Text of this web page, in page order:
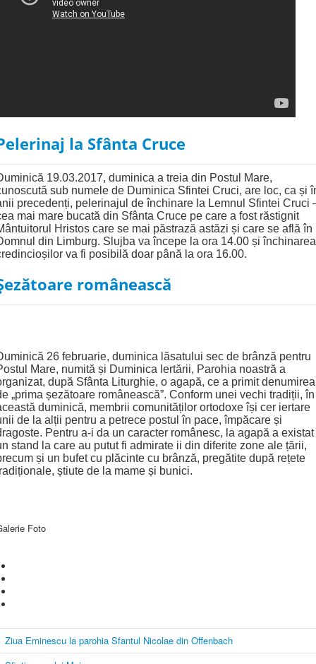
la Sfânta Cruce
19.03.2017, duminica a treia din Postul Mare,
sub numele de Duminica Sfintei Cruci, are loc, ca și
precedenți, pelerinajul de închinare la Lemnul Sfintei Cruci
mai mare bucată din Sfânta Cruce pe care a fost răstignit
Hristos care se mai păstrază astăzi și care se află în
din Limburg. Slujba va începe la ora 14.00 și închinarea
va fi posibilă doar până la ora 16.00.
românească
26 februarie, duminica lăsatului sec de brânză pentru
Mare, numită și Duminica Iertării, Parohia noastră a
după Sfânta Liturghie, o agapă, ce a primit denumirea
„prima șezătoare românească”. Conform unei vechi tradiții, în
duminică, membrii comunităților ortodoxe își cer iertare
de la alții pentru a petrece postul în pace, împăcare și
Pentru a-i da un caracter românesc, la agapă a existat
stand la care au putut fi admirate ii din diferite zone ale țării,
și un bufet cu plăcinte cu brânză, pregătite după rețete
știute de la mame și bunici.
Foto
Ziua Eminescu la parohia Sfantul Nicolae din Offenbach